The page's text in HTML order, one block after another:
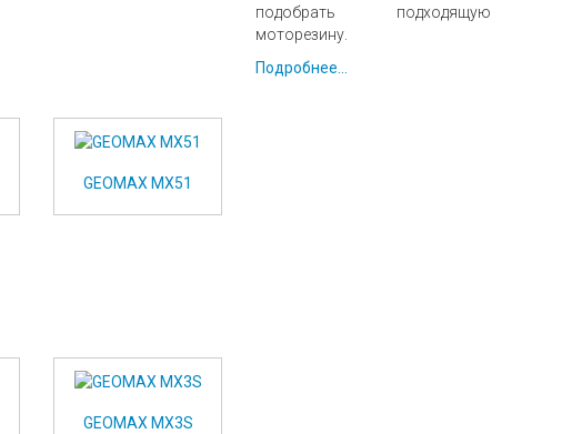
GEOMAX MX51
GEOMAX MX3S
подобрать подходящую
моторезину.
Подробнее...